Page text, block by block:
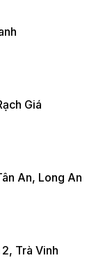
Giá
An, Long An
Trà Vinh